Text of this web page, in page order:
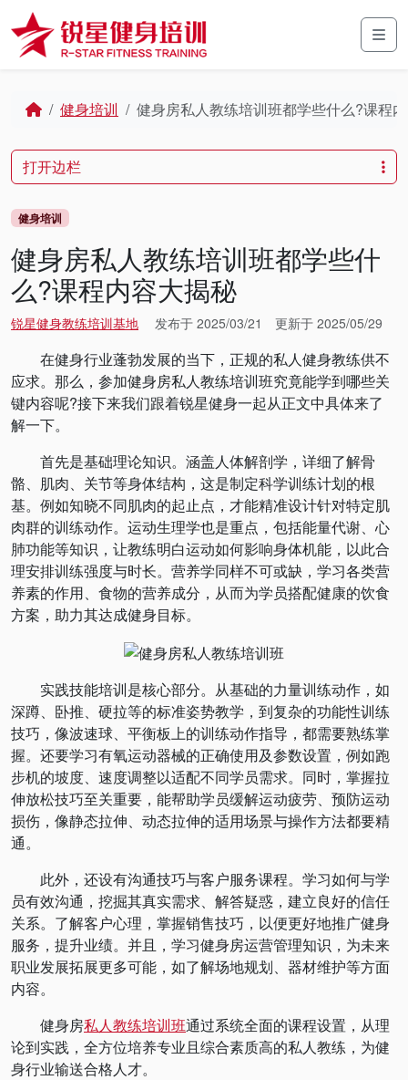
Skip to content
Skip to footer
Home健身培训 健身房私人教练培训班都学些什么?课程
健身培训
健身房私人教练培训班都学些什
么?课程内容大揭秘
锐星健身教练培训基地 发布于 2025/03/21 更新于 2025/05/29
在健身行业蓬勃发展的当下，正规的私人健身教练供不
应求。那么，参加健身房私人教练培训班究竟能学到哪些关
键内容呢?接下来我们跟着锐星健身一起从正文中具体来了
解一下。
首先是基础理论知识。涵盖人体解剖学，详细了解骨
骼、肌肉、关节等身体结构，这是制定科学训练计划的根
基。例如知晓不同肌肉的起止点，才能精准设计针对特定肌
肉群的训练动作。运动生理学也是重点，包括能量代谢、心
肺功能等知识，让教练明白运动如何影响身体机能，以此合
理安排训练强度与时长。营养学同样不可或缺，学习各类营
养素的作用、食物的营养成分，从而为学员搭配健康的饮食
方案，助力其达成健身目标。
实践技能培训是核心部分。从基础的力量训练动作，如
深蹲、卧推、硬拉等的标准姿势教学，到复杂的功能性训练
技巧，像波速球、平衡板上的训练动作指导，都需要熟练掌
握。还要学习有氧运动器械的正确使用及参数设置，例如跑
步机的坡度、速度调整以适配不同学员需求。同时，掌握拉
伸放松技巧至关重要，能帮助学员缓解运动疲劳、预防运动
损伤，像静态拉伸、动态拉伸的适用场景与操作方法都要精
通。
此外，还设有沟通技巧与客户服务课程。学习如何与学
员有效沟通，挖掘其真实需求、解答疑惑，建立良好的信任
关系。了解客户心理，掌握销售技巧，以便更好地推广健身
服务，提升业绩。并且，学习健身房运营管理知识，为未来
职业发展拓展更多可能，如了解场地规划、器材维护等方面
内容。
健身房私人教练培训班通过系统全面的课程设置，从理
论到实践，全方位培养专业且综合素质高的私人教练，为健
身行业输送合格人才。
打开边栏